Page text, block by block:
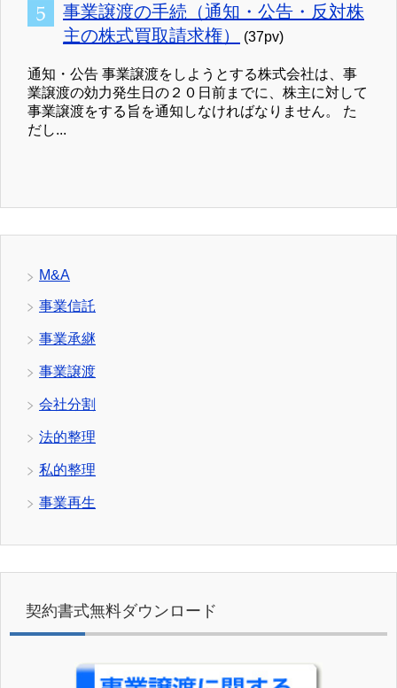
事業譲渡の手続（通知・公告・反対株
主の株式買取請求権）
(37pv)
通知・公告 事業譲渡をしようとする株式会社は、事
業譲渡の効力発生日の２０日前までに、株主に対して
事業譲渡をする旨を通知しなければなりません。 た
だし...
M&A
事業信託
事業承継
事業譲渡
会社分割
法的整理
私的整理
事業再生
契約書式無料ダウンロード